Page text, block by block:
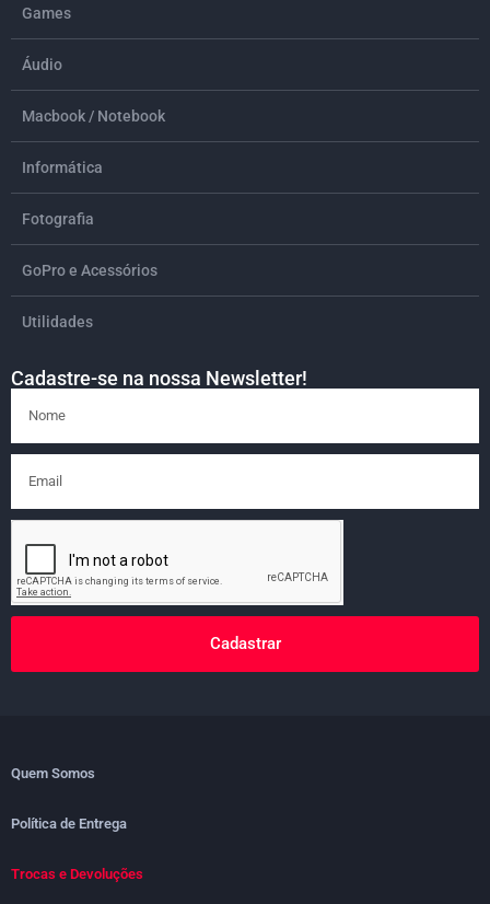
Games
Áudio
Macbook / Notebook
Informática
Fotografia
GoPro e Acessórios
Utilidades
Cadastre-se na nossa Newsletter!
Cadastrar
Quem Somos
Política de Entrega
Trocas e Devoluções